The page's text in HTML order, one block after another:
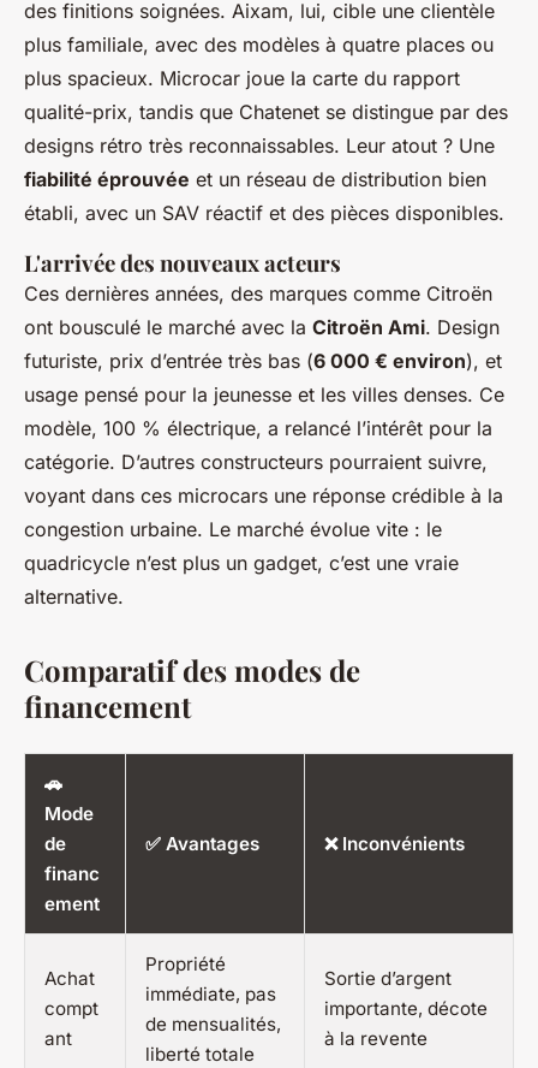
des finitions soignées. Aixam, lui, cible une clientèle
plus familiale, avec des modèles à quatre places ou
plus spacieux. Microcar joue la carte du rapport
qualité-prix, tandis que Chatenet se distingue par des
designs rétro très reconnaissables. Leur atout ? Une
fiabilité éprouvée et un réseau de distribution bien
établi, avec un SAV réactif et des pièces disponibles.
L'arrivée des nouveaux acteurs
Ces dernières années, des marques comme Citroën
ont bousculé le marché avec la Citroën Ami. Design
futuriste, prix d’entrée très bas (6 000 € environ), et
usage pensé pour la jeunesse et les villes denses. Ce
modèle, 100 % électrique, a relancé l’intérêt pour la
catégorie. D’autres constructeurs pourraient suivre,
voyant dans ces microcars une réponse crédible à la
congestion urbaine. Le marché évolue vite : le
quadricycle n’est plus un gadget, c’est une vraie
alternative.
Comparatif des modes de
financement
🚗
Mode
de
financ
ement
✅ Avantages ❌ Inconvénients
Achat
compt
ant
Propriété
immédiate, pas
de mensualités,
liberté totale
Sortie d’argent
importante, décote
à la revente